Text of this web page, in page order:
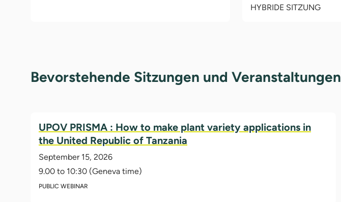
HYBRIDE SITZUNG
Bevorstehende Sitzungen und Veranstaltungen
UPOV PRISMA : How to make plant variety applications in
the United Republic of Tanzania
September 15, 2026
9.00 to 10:30 (Geneva time)
PUBLIC WEBINAR